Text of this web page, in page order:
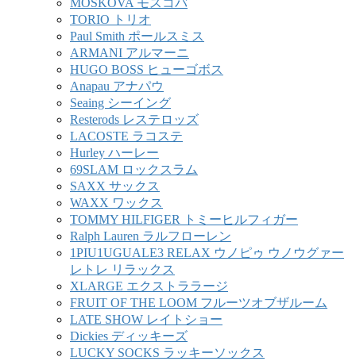
MOSKOVA モスコバ
TORIO トリオ
Paul Smith ポールスミス
ARMANI アルマーニ
HUGO BOSS ヒューゴボス
Anapau アナパウ
Seaing シーイング
Resterods レステロッズ
LACOSTE ラコステ
Hurley ハーレー
69SLAM ロックスラム
SAXX サックス
WAXX ワックス
TOMMY HILFIGER トミーヒルフィガー
Ralph Lauren ラルフローレン
1PIU1UGUALE3 RELAX ウノピゥ ウノウグァー
レトレ リラックス
XLARGE エクストララージ
FRUIT OF THE LOOM フルーツオブザルーム
LATE SHOW レイトショー
Dickies ディッキーズ
LUCKY SOCKS ラッキーソックス